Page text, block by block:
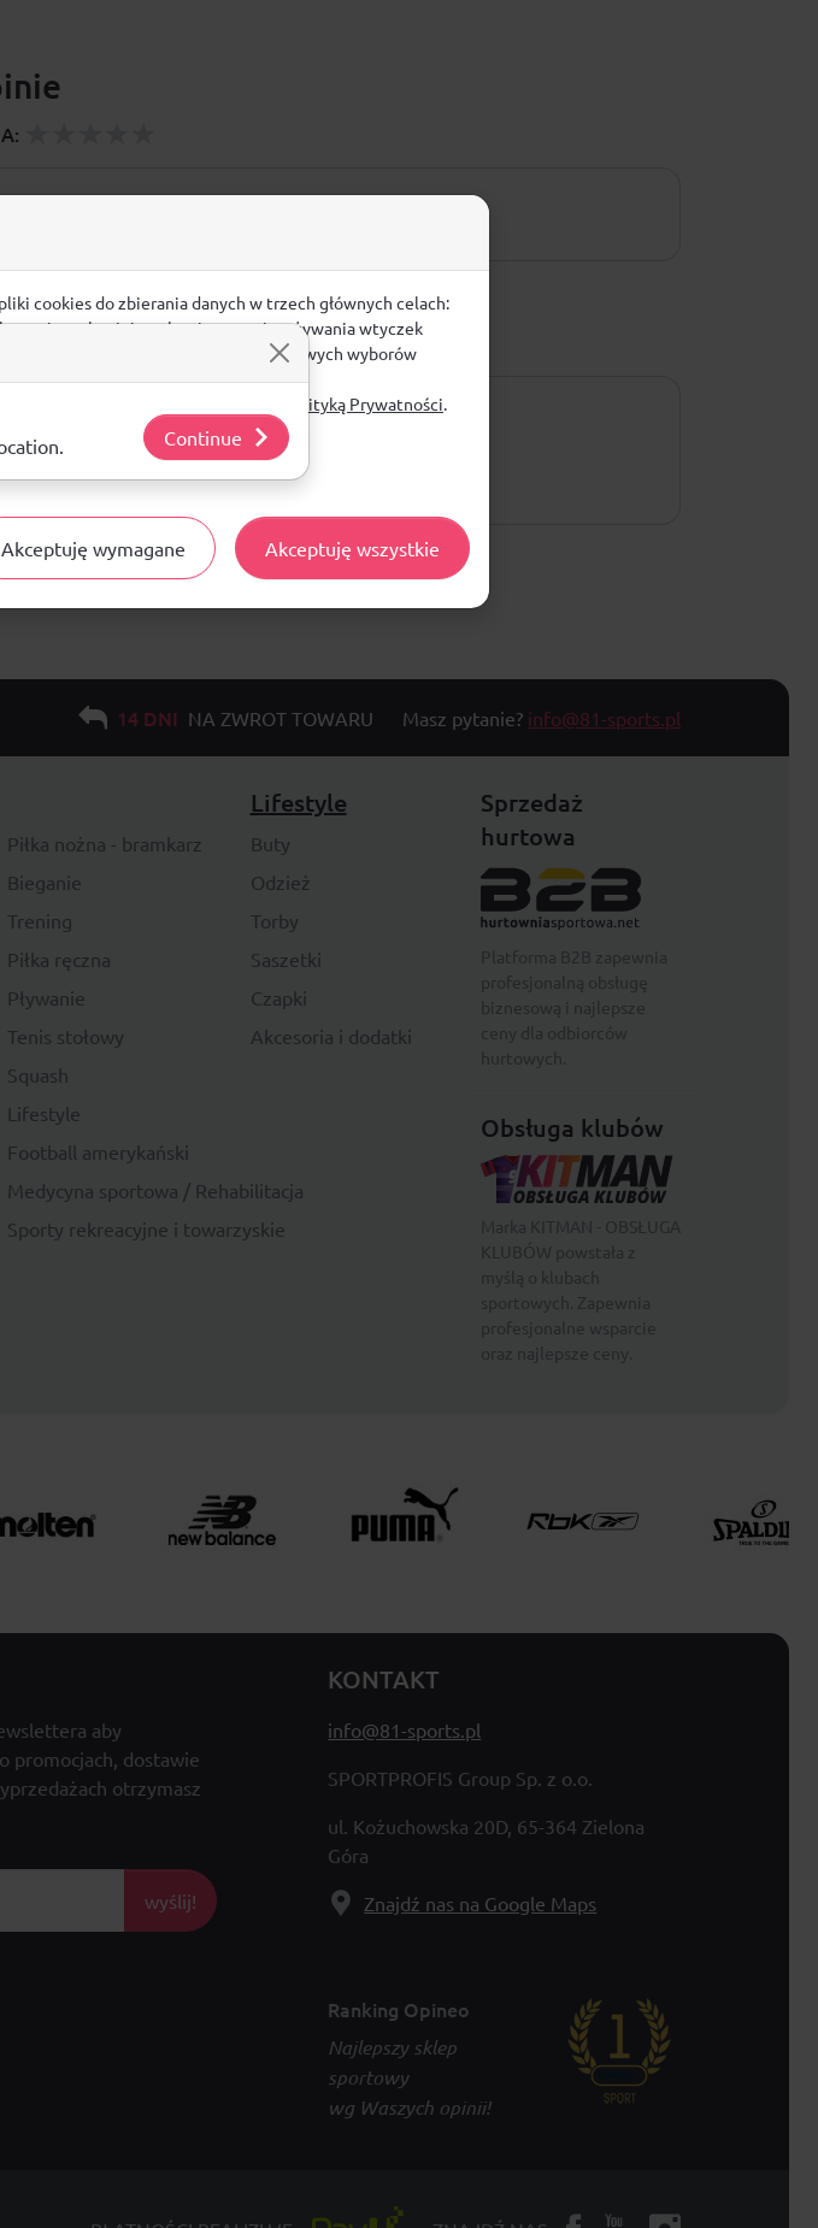
recenzji produktu
Bądź pierwszy :)
14 DNI NA ZWROT TOWARU Masz pytanie? info@81-sports.pl
Piłka nożna - bramkarz
Bieganie
Trening
Piłka ręczna
Pływanie
Tenis stołowy
Squash
Lifestyle
Football amerykański
Medycyna sportowa / Rehabilitacja
Sporty rekreacyjne i towarzyskie
Lifestyle
Buty
Odzież
Torby
Saszetki
Czapki
Akcesoria i dodatki
Sprzedaż
hurtowa
Obsługa klubów
aby
promocjach, dostawie
otrzymasz
wyślij!
KONTAKT
info@81-sports.pl
SPORTPROFIS Group Sp. z o.o.
ul. Kożuchowska 20D, 65-364 Zielona
Góra
Znajdź nas na Google Maps
Ranking Opineo
Najlepszy sklep
sportowy
wg Waszych opinii!
cookies do zbierania danych w trzech głównych celach:
w innych miejscach w internecie, używania wtyczek
do ustawień, by dokonać szczegółowych wyborów
Twoje dane, odwiedź naszą
Polityką Prywatności
Akceptuję wymagane Akceptuję wszystkie
Continue